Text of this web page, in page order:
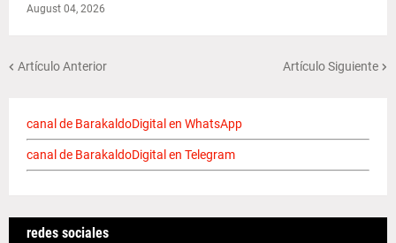
August 04, 2026
Artículo Anterior Artículo Siguiente
canal de BarakaldoDigital en WhatsApp
canal de BarakaldoDigital en Telegram
redes sociales